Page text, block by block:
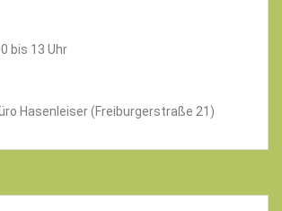
bis 13 Uhr
Hasenleiser (Freiburgerstraße 21)